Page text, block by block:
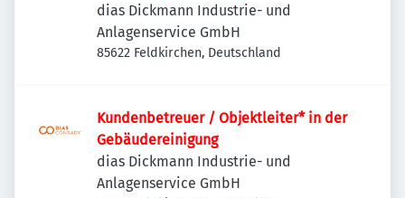
dias Dickmann Industrie- und
Anlagenservice GmbH
85622 Feldkirchen, Deutschland
Kundenbetreuer / Objektleiter* in der
Gebäudereinigung
dias Dickmann Industrie- und
Anlagenservice GmbH